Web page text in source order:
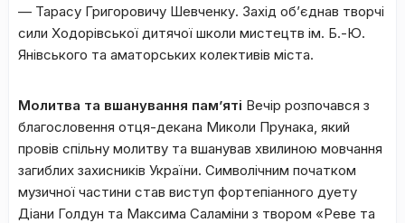
— Тарасу Григоровичу Шевченку. Захід об’єднав творчі
сили Ходорівської дитячої школи мистецтв ім. Б.-Ю.
Янівського та аматорських колективів міста.
Молитва та вшанування пам’яті Вечір розпочався з
благословення отця-декана Миколи Прунака, який
провів спільну молитву та вшанував хвилиною мовчання
загиблих захисників України. Символічним початком
музичної частини став виступ фортепіанного дуету
Діани Голдун та Максима Саламіни з твором «Реве та